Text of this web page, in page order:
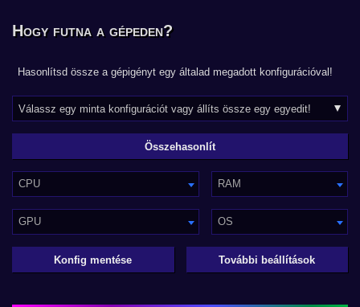
Hogy futna a gépeden?
Hasonlítsd össze a gépigényt egy általad megadott konfigurációval!
CPU RAM
GPU OS
Konfig mentése További beállítások